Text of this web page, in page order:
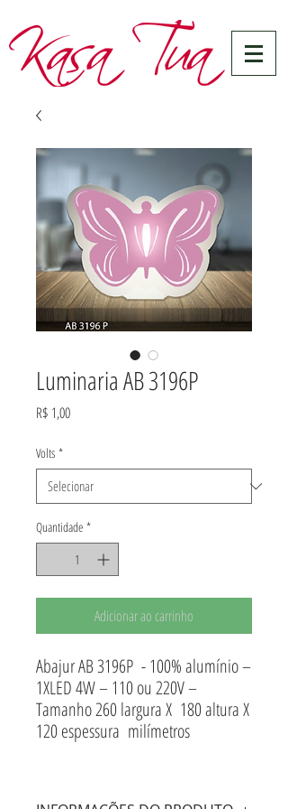
Luminaria AB 3196P
R$ 1,00Preço
Volts *
Quantidade *
Adicionar ao carrinho
Abajur AB 3196P - 100% alumínio –
1XLED 4W – 110 ou 220V –
Tamanho 260 largura X 180 altura X
120 espessura milímetros